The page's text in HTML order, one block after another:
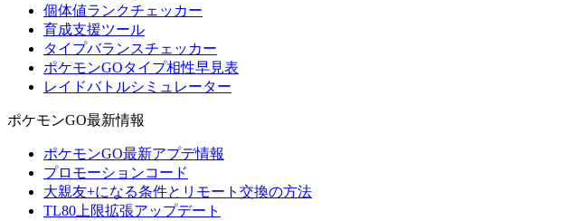
個体値ランクチェッカー
育成支援ツール
タイプバランスチェッカー
ポケモンGOタイプ相性早見表
レイドバトルシミュレーター
ポケモンGO最新情報
ポケモンGO最新アプデ情報
プロモーションコード
大親友+になる条件とリモート交換の方法
TL80上限拡張アップデート